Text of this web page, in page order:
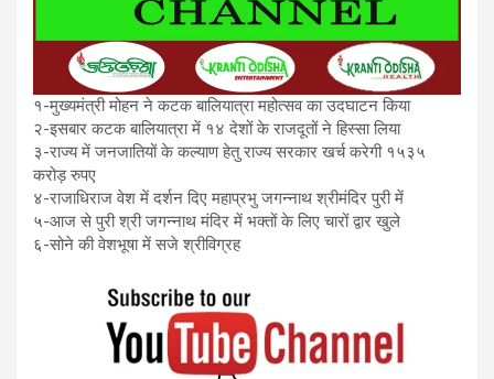
१-मुख्यमंत्री मोहन ने कटक बालियात्रा महोत्सव का उदघाटन किया
२-इसबार कटक बालियात्रा में १४ देशों के राजदूतों ने हिस्सा लिया
३-राज्य में जनजातियों के कल्याण हेतु राज्य सरकार खर्च करेगी १५३५
करोड़ रुपए
४-राजाधिराज वेश में दर्शन दिए महाप्रभु जगन्नाथ श्रीमंदिर पुरी में
५-आज से पुरी श्री जगन्नाथ मंदिर में भक्तों के लिए चारों द्वार खुले
६-सोने की वेशभूषा में सजे श्रीविग्रह